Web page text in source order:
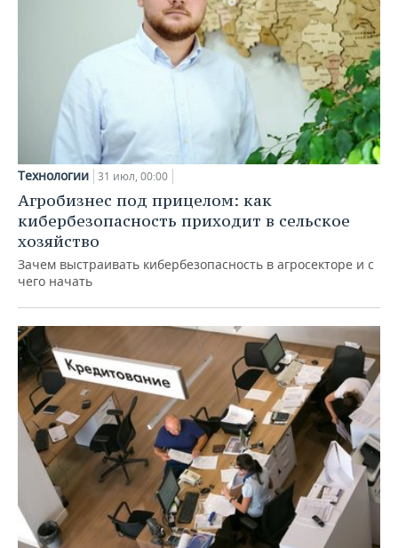
Технологии 31 июл, 00:00
Агробизнес под прицелом: как
кибербезопасность приходит в сельское
хозяйство
Зачем выстраивать кибербезопасность в агросекторе и с
чего начать